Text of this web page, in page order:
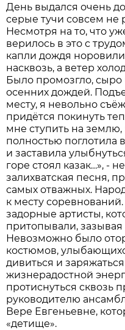
День выдался очень
серые тучи совсем не
Несмотря на то, что
верилось в это с
капли дождя
насквозь, а ветер
Было промозгло, сыро
осенних дождей.
месту, я невольно
придётся покинуть
мне ступить на
полностью
и заставила
горе стоял казак…», -
залихватская песня,
самых отважных.
к месту
задорные артисты,
притопывали, зазывая
Невозможно было
костюмов,
дивиться и
жизнерадостной
протиснуться сквозь
руководителю
Вере Евгеньевне,
«детище».